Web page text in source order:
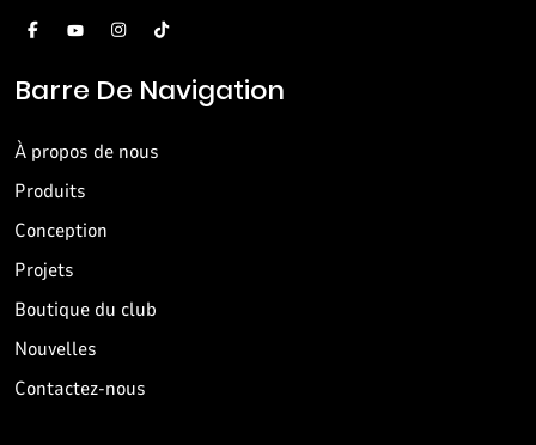
Barre De Navigation
À propos de nous
Produits
Conception
Projets
Boutique du club
Nouvelles
Contactez-nous